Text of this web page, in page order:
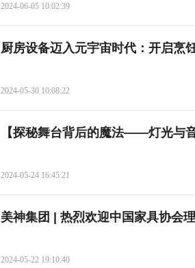
2024-06-05 10:02:39
厨房设备迈入元宇宙时代：开启烹
2024-05-30 10:08:22
【探秘舞台背后的魔法——灯光与
2024-05-24 16:45:21
美神集团 | 热烈欢迎中国家具协会
2024-05-22 19:10:40